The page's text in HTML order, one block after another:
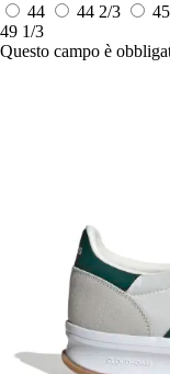
44
44 2/3
49 1/3
Questo campo è